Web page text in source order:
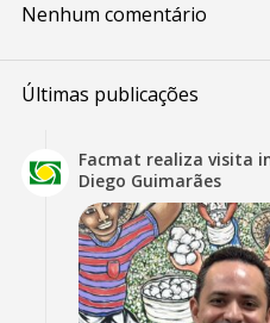
Nenhum comentário
Últimas publicações
Facmat realiza visita
Diego Guimarães